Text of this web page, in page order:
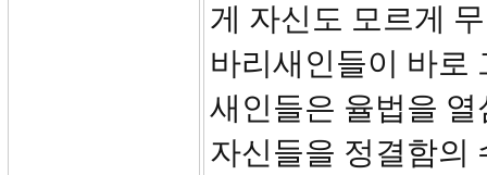
게 자신도 모르게
바리새인들이 바로
새인들은 율법을
자신들을 정결함의